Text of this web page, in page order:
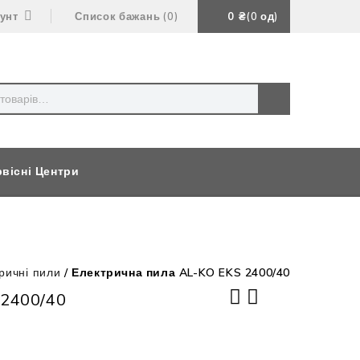
Список бажань 0 0 ₴ 0 од
Центри
пили / Електрична пила AL-KO EKS 2400/40
40